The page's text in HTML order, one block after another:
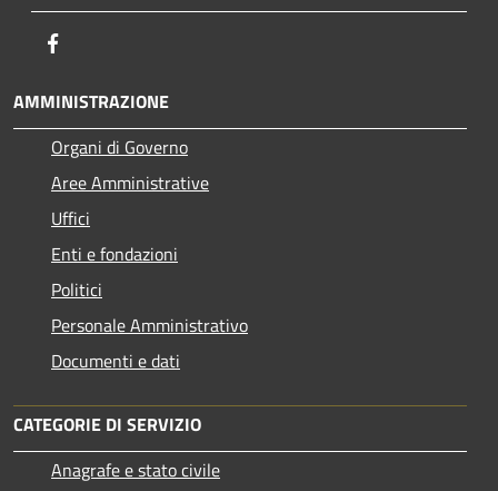
AMMINISTRAZIONE
Organi di Governo
Aree Amministrative
Uffici
Enti e fondazioni
Politici
Personale Amministrativo
Documenti e dati
CATEGORIE DI SERVIZIO
Anagrafe e stato civile